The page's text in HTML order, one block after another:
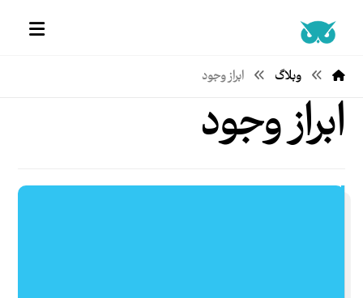
وبلاگ ابراز وجود
ابراز وجود